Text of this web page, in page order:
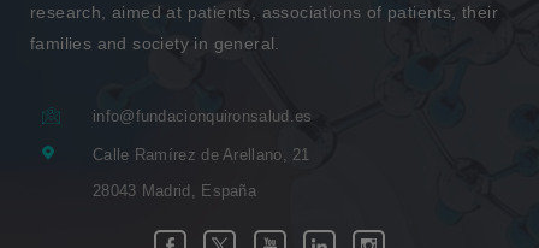
research, aimed at patients, associations of patients, their
families and society in general.
info@fundacionquironsalud.es
Calle Ramírez de Arellano, 21
28043 Madrid, España